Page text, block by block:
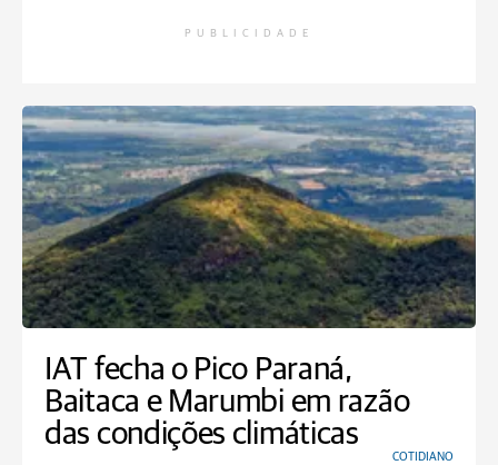
PUBLICIDADE
IAT fecha o Pico Paraná,
Baitaca e Marumbi em razão
das condições climáticas
COTIDIANO